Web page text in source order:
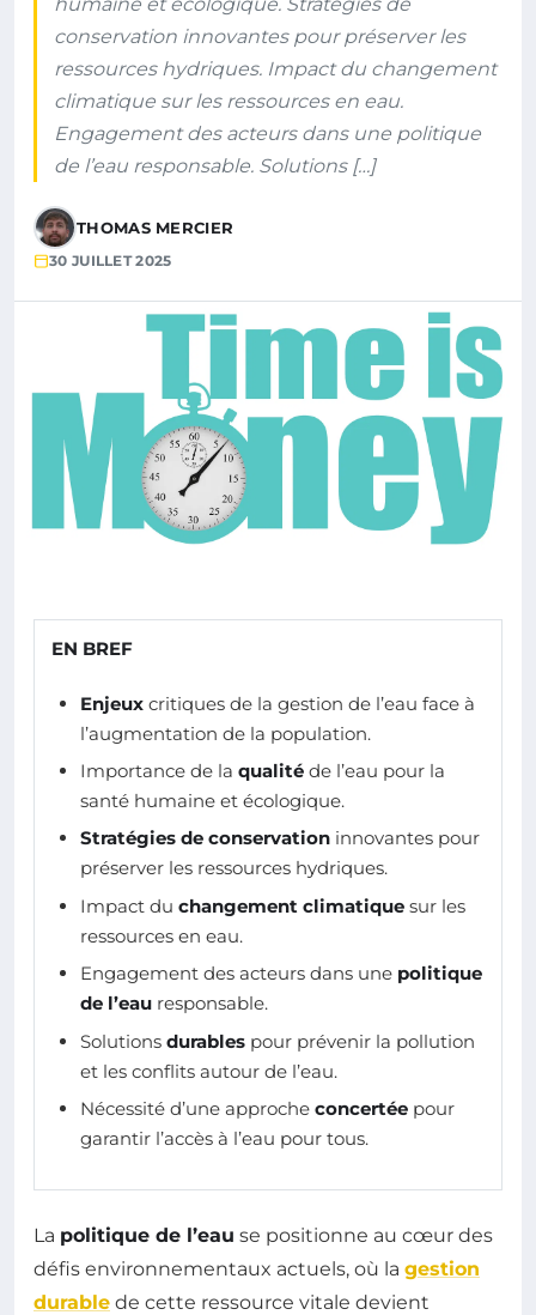
conservation innovantes pour préserver les
ressources hydriques. Impact du changement
climatique sur les ressources en eau.
Engagement des acteurs dans une politique
de l’eau responsable. Solutions […]
THOMAS MERCIER
30 JUILLET 2025
EN BREF
Enjeux critiques de la gestion de l’eau face à
l’augmentation de la population.
Importance de la qualité de l’eau pour la
santé humaine et écologique.
Stratégies de conservation innovantes pour
préserver les ressources hydriques.
Impact du changement climatique sur les
ressources en eau.
Engagement des acteurs dans une politique
de l’eau responsable.
Solutions durables pour prévenir la pollution
et les conflits autour de l’eau.
Nécessité d’une approche concertée pour
garantir l’accès à l’eau pour tous.
La politique de l’eau se positionne au cœur des
défis environnementaux actuels, où la gestion
durable de cette ressource vitale devient